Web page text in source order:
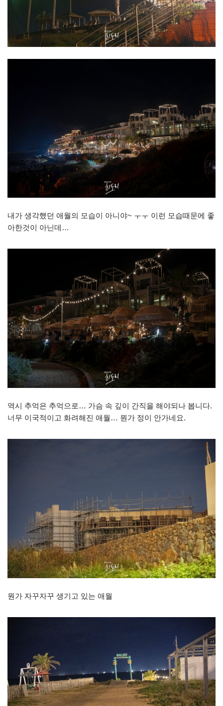
내가 생각했던 애월의 모습이 아니야~ ㅜㅜ 이런 모습때문에 좋
아한것이 아닌데…
역시 추억은 추억으로… 가슴 속 깊이 간직을 해야되나 봅니다.
너무 이국적이고 화려해진 애월… 뭔가 정이 안가네요.
뭔가 자꾸자꾸 생기고 있는 애월